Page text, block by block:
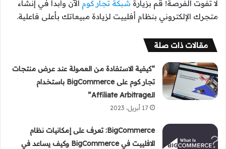
لا تفوت الفرصة! قم بزيارة شبكة تجار كوم الآن وابدأ في إنشاء
متجرك الإلكتروني بنظام أفلييت لزيادة مبيعاتك بأعلى فاعلية.
مقالات ذات صلة
“كيفية الاستفادة من العمولة عند عرض منتجات
تجار كوم على BigCommerce باستخدام
الـAffiliate Arbitrage”
17 أبريل، 2023
BigCommerce: تعرف على إمكانيات نظام
الافلييت في BigCommerce وكيف يساعد في